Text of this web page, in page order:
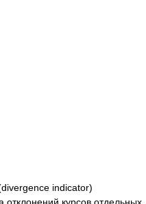
indicator)